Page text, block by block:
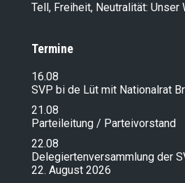
Tell, Freiheit, Neutralität: Unser
Termine
16.08
SVP bi de Lüt mit Nationalrat
21.08
Parteileitung / Parteivorstand
22.08
Delegiertenversammlung der
22. August 2026